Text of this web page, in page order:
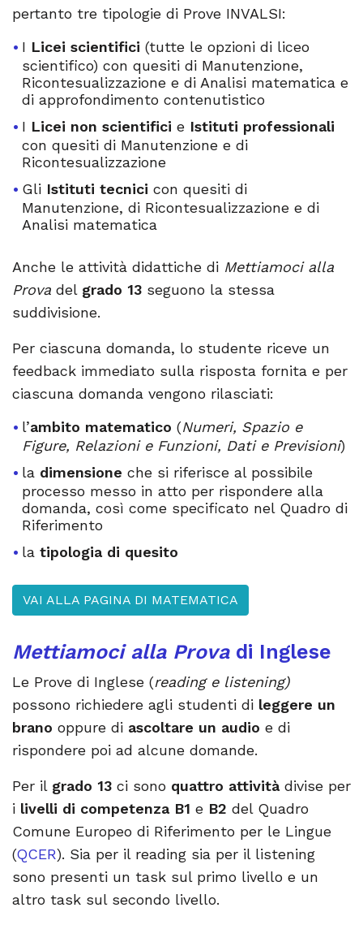
pertanto tre tipologie di Prove INVALSI:
I Licei scientifici (tutte le opzioni di liceo
scientifico) con quesiti di Manutenzione,
Ricontesualizzazione e di Analisi matematica e
di approfondimento contenutistico
I Licei non scientifici e Istituti professionali
con quesiti di Manutenzione e di
Ricontesualizzazione
Gli Istituti tecnici con quesiti di
Manutenzione, di Ricontesualizzazione e di
Analisi matematica
Anche le attività didattiche di Mettiamoci alla
Prova del grado 13 seguono la stessa
suddivisione.
Per ciascuna domanda, lo studente riceve un
feedback immediato sulla risposta fornita e per
ciascuna domanda vengono rilasciati:
l’ambito matematico (Numeri, Spazio e
Figure, Relazioni e Funzioni, Dati e Previsioni)
la dimensione che si riferisce al possibile
processo messo in atto per rispondere alla
domanda, così come specificato nel Quadro di
Riferimento
la tipologia di quesito
VAI ALLA PAGINA DI MATEMATICA
Mettiamoci alla Prova di Inglese
Le Prove di Inglese (reading e listening)
possono richiedere agli studenti di leggere un
brano oppure di ascoltare un audio e di
rispondere poi ad alcune domande.
Per il grado 13 ci sono quattro attivitàdivise per
i livelli di competenza B1 e B2 del Quadro
Comune Europeo di Riferimento per le Lingue
(QCER). Sia per il reading sia per il listening
sono presenti un task sul primo livello e un
altro task sul secondo livello.